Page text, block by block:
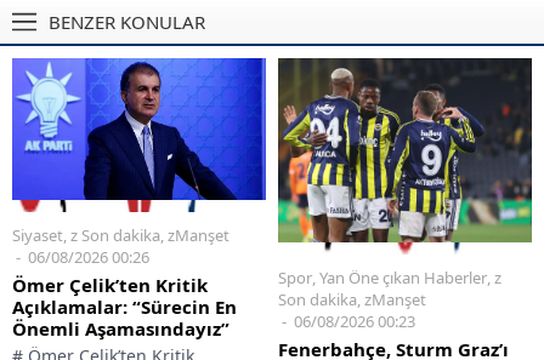
BENZER KONULAR
Siyaset,z Son dakika,zManşet
06/08/2026 00:26
Ömer Çelik’ten Kritik
Açıklamalar: “Sürecin En
Önemli Aşamasındayız”
Spor,Yan Öne çıkan Haberler,z
Son dakika,zManşet
06/08/2026 00:23
Fenerbahçe, Sturm Graz’ı